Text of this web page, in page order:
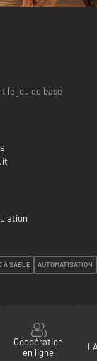
le jeu de base
À SABLE AUTOMATISATION
Coopération
en ligne